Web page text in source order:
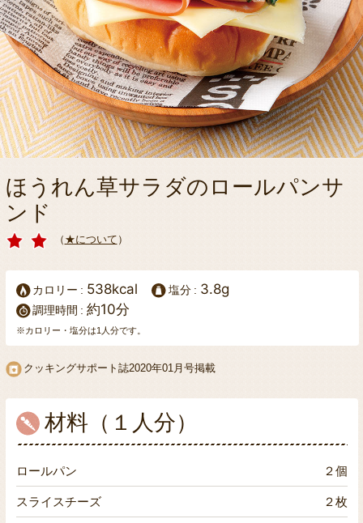
ほうれん草サラダのロールパンサ
ンド
（ ★について ）
カロリー 538kcal 塩分 3.8g
調理時間 約10分
※カロリー・塩分は1人分です。
クッキングサポート誌2020年01月号掲載
材料（１人分）
ロールパン ２個
スライスチーズ ２枚